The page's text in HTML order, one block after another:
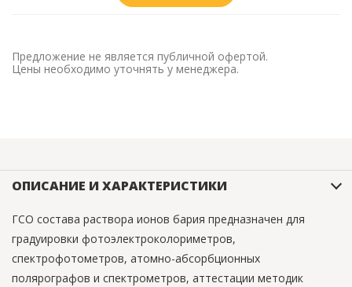
Предложение не является публичной офертой.
Цены необходимо уточнять у менеджера.
ОПИСАНИЕ И ХАРАКТЕРИСТИКИ
ГСО состава раствора ионов бария предназначен для
градуировки фотоэлектроколориметров,
спектрофотометров, атомно-абсорбционных
полярографов и спектрометров, аттестации методик